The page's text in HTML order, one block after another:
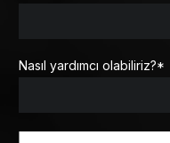
Nasıl yardımcı olabiliriz?*